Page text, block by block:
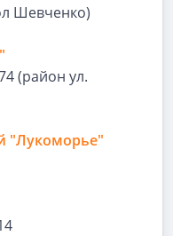
Шевченко)
(район ул.
"Лукоморье"